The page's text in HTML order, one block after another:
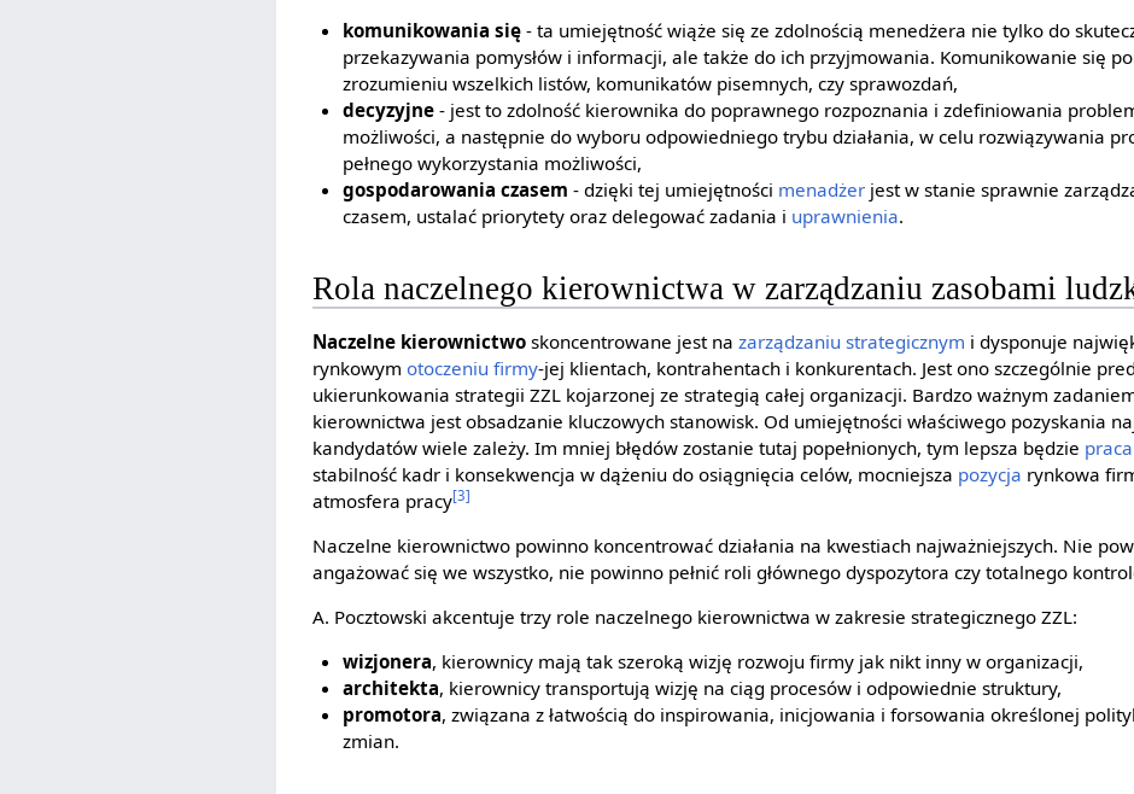
komunikowania się- ta umiejętność wiąże się ze zdolnością menedżera nie tylko do
przekazywania pomysłów i informacji, ale także do ich przyjmowania. Komunikowanie się
zrozumieniu wszelkich listów, komunikatów pisemnych, czy sprawozdań,
decyzyjne- jest to zdolność kierownika do poprawnego rozpoznania i zdefiniowania
możliwości, a następnie do wyboru odpowiedniego trybu działania, w celu rozwiązywania
pełnego wykorzystania możliwości,
gospodarowania czasem - dzięki tej umiejętności menadżerjest w stanie sprawnie
czasem, ustalać priorytety oraz delegować zadania i uprawnienia.
Rola naczelnego kierownictwa w zarządzaniu zasobami
Naczelne kierownictwo skoncentrowane jest nazarządzaniu strategicznym i dysponuje
rynkowymotoczeniu firmy-jej klientach, kontrahentach i konkurentach. Jest ono szczególnie
ukierunkowania strategii ZZL kojarzonej ze strategią całej organizacji. Bardzo ważnym
kierownictwa jest obsadzanie kluczowych stanowisk. Od umiejętności właściwego pozyskania
kandydatów wiele zależy. Im mniej błędów zostanie tutaj popełnionych, tym lepsza będzie praca
stabilność kadr i konsekwencja w dążeniu do osiągnięcia celów, mocniejsza pozycja rynkowa
atmosfera pracy[3]
Naczelne kierownictwo powinno koncentrować działania na kwestiach najważniejszych. Nie
angażować się we wszystko, nie powinno pełnić roli głównego dyspozytora czy totalnego
A. Pocztowski akcentuje trzy role naczelnego kierownictwa w zakresie strategicznego ZZL:
wizjonera, kierownicy mają tak szeroką wizję rozwoju firmy jak nikt inny w organizacji,
architekta, kierownicy transportują wizję na ciąg procesów i odpowiednie struktury,
promotora, związana z łatwością do inspirowania, inicjowania i forsowania określonej
zmian.